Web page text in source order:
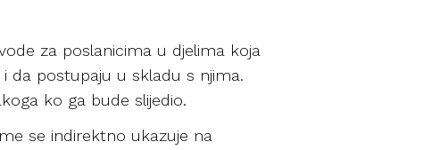
za poslanicima u djelima koja
da postupaju u skladu s njima.
ko ga bude slijedio.
se indirektno ukazuje na